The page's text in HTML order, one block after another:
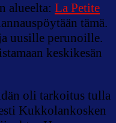
alueelta: La Petite
tämä.
uusille perunoille.
keskikesän
oli tarkoitus tulla
Kukkolankosken